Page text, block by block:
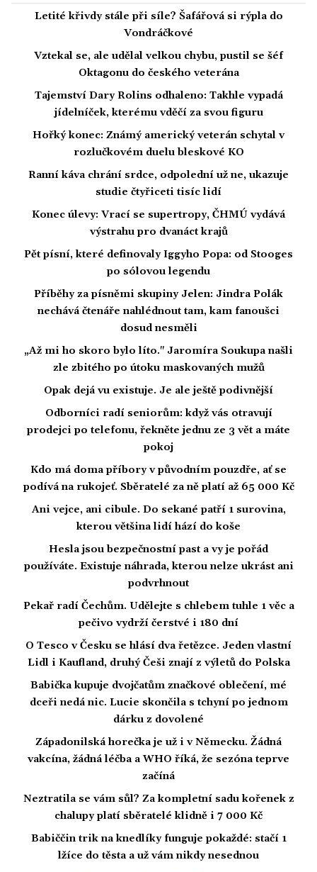
Letité křivdy stále při síle? Šafářová si rýpla do
Vondráčkové
Vztekal se, ale udělal velkou chybu, pustil se šéf
Oktagonu do českého veterána
Tajemství Dary Rolins odhaleno: Takhle vypadá
jídelníček, kterému vděčí za svou figuru
Hořký konec: Známý americký veterán schytal v
rozlučkovém duelu bleskové KO
Ranní káva chrání srdce, odpolední už ne, ukazuje
studie čtyřiceti tisíc lidí
Konec úlevy: Vrací se supertropy, ČHMÚ vydává
výstrahu pro dvanáct krajů
Pět písní, které definovaly Iggyho Popa: od Stooges
po sólovou legendu
Příběhy za písněmi skupiny Jelen: Jindra Polák
nechává čtenáře nahlédnout tam, kam fanoušci
dosud nesměli
„Až mi ho skoro bylo líto." Jaromíra Soukupa našli
zle zbitého po útoku maskovaných mužů
Opak dejá vu existuje. Je ale ještě podivnější
Odborníci radí seniorům: když vás otravují
prodejci po telefonu, řekněte jednu ze 3 vět a máte
pokoj
Kdo má doma příbory v původním pouzdře, ať se
podívá na rukojeť. Sběratelé za ně platí až 65 000 Kč
Ani vejce, ani cibule. Do sekané patří 1 surovina,
kterou většina lidí hází do koše
Hesla jsou bezpečnostní past a vy je pořád
používáte. Existuje náhrada, kterou nelze ukrást ani
podvrhnout
Pekař radí Čechům. Udělejte s chlebem tuhle 1 věc a
pečivo vydrží čerstvé i 180 dní
O Tesco v Česku se hlásí dva řetězce. Jeden vlastní
Lidl i Kaufland, druhý Češi znají z výletů do Polska
Babička kupuje dvojčatům značkové oblečení, mé
dceři nedá nic. Lucie skončila s tchyní po jednom
dárku z dovolené
Západonilská horečka je už i v Německu. Žádná
vakcína, žádná léčba a WHO říká, že sezóna teprve
začíná
Neztratila se vám sůl? Za kompletní sadu kořenek z
chalupy platí sběratelé klidně i 7 000 Kč
Babiččin trik na knedlíky funguje pokaždé: stačí 1
lžíce do těsta a už vám nikdy nesednou